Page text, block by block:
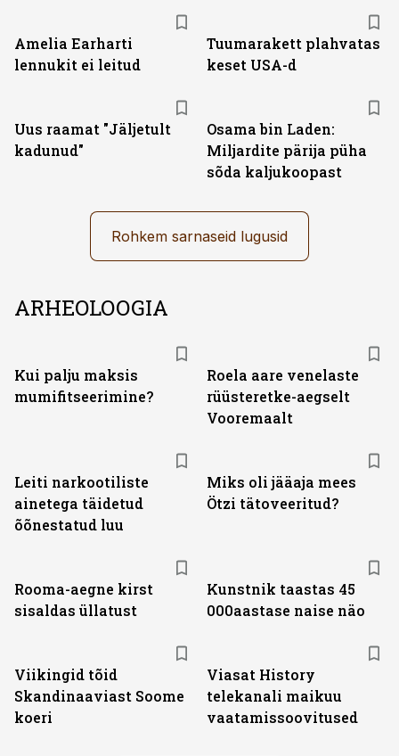
Amelia Earharti
lennukit ei leitud
Tuumarakett plahvatas
keset USA-d
Uus raamat "Jäljetult
kadunud"
Osama bin Laden:
Miljardite pärija püha
sõda kaljukoopast
Rohkem sarnaseid lugusid
ARHEOLOOGIA
Kui palju maksis
mumifitseerimine?
Roela aare venelaste
rüüsteretke-aegselt
Vooremaalt
Leiti narkootiliste
ainetega täidetud
õõnestatud luu
Miks oli jääaja mees
Ötzi tätoveeritud?
Rooma-aegne kirst
sisaldas üllatust
Kunstnik taastas 45
000aastase naise näo
Viikingid tõid
Skandinaaviast Soome
koeri
Viasat History
telekanali maikuu
vaatamissoovitused